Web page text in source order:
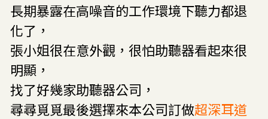
長期暴露在高噪音的工作環境下聽力都退
化了，
張小姐很在意外觀， 很怕助聽器看起來很
明顯，
找了好幾家助聽器公司，
尋尋覓覓最後選擇來本公司訂做超深耳道